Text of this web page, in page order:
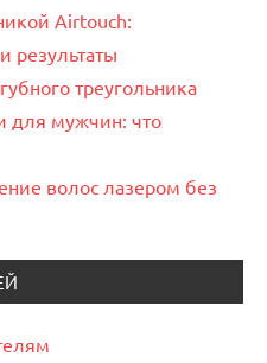
Airtouch:
результаты
треугольника
для мужчин: что
волос лазером без